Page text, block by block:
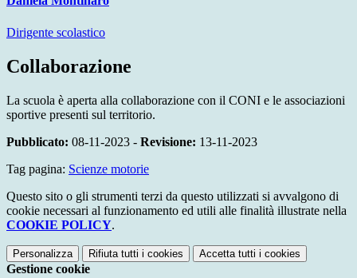
Dirigente scolastico
Collaborazione
La scuola è aperta alla collaborazione con il CONI e le associazioni
sportive presenti sul territorio.
Pubblicato: 08-11-2023 - Revisione: 13-11-2023
Tag pagina: Scienze motorie
Questo sito o gli strumenti terzi da questo utilizzati si avvalgono di
cookie necessari al funzionamento ed utili alle finalità illustrate nella
COOKIE POLICY.
Personalizza Rifiuta tutti i cookies Accetta tutti i cookies
Gestione cookie